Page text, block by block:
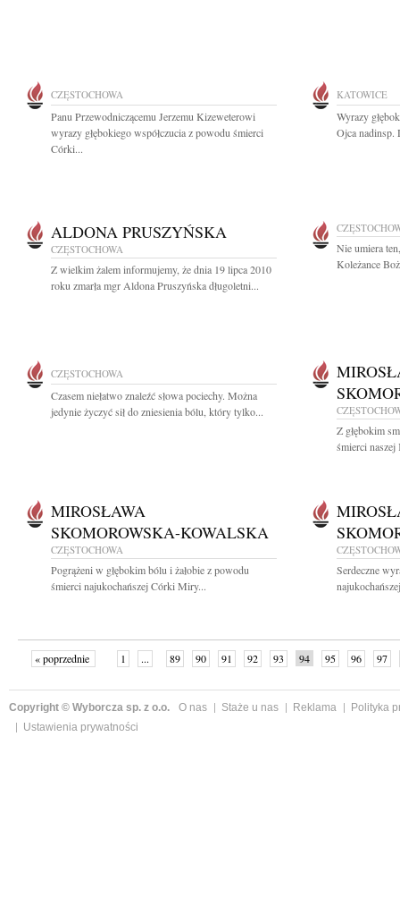
CZĘSTOCHOWA
Panu Przewodniczącemu Jerzemu Kizeweterowi
wyrazy głębokiego współczucia z powodu śmierci
Córki...
KATOWICE
Wyrazy
Ojca
ALDONA PRUSZYŃSKA
CZĘSTOCHOWA
Z wielkim żalem informujemy, że dnia 19 lipca 2010
roku zmarła mgr Aldona Pruszyńska długoletni...
Nie umiera
Koleżance
CZĘSTOCHOWA
Czasem niełatwo znaleźć słowa pociechy. Można
jedynie życzyć sił do zniesienia bólu, który tylko...
Z głębokim
śmierci
MIROSŁAWA
SKOMOROWSKA-KOWALSKA
CZĘSTOCHOWA
Pogrążeni w głębokim bólu i żałobie z powodu
śmierci najukochańszej Córki Miry...
Serdeczne
« poprzednie 1 ... 89 90 91 92 93 94 95 96
97
Copyright © Wyborcza sp. z o.o. O nas Staże u nas Reklama
Polityka
Ustawienia prywatności